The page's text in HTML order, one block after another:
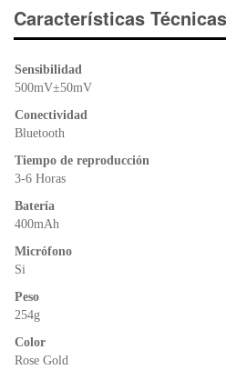
e
b
er s
A
ri
e
Características Técnicas
Sensibilidad
500mV±50mV
Conectividad
Bluetooth
Tiempo de reproducción
3-6 Horas
Batería
400mAh
Micrófono
Si
Peso
254g
Color
Rose Gold